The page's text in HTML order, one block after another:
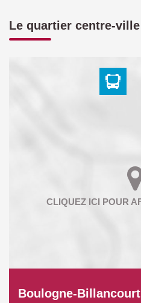
Le quartier centre-ville
Boulogne-Billancourt